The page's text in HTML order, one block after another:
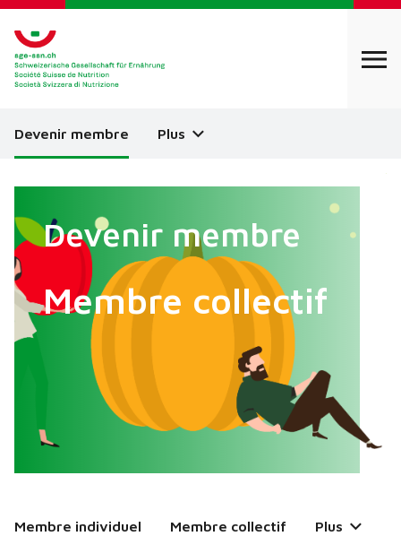
Devenir membre Plus
Devenir membre
Membre collectif
Membre individuel Membre collectif Plus